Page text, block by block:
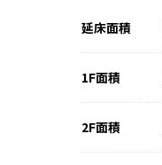
延床面積
1F面積
2F面積